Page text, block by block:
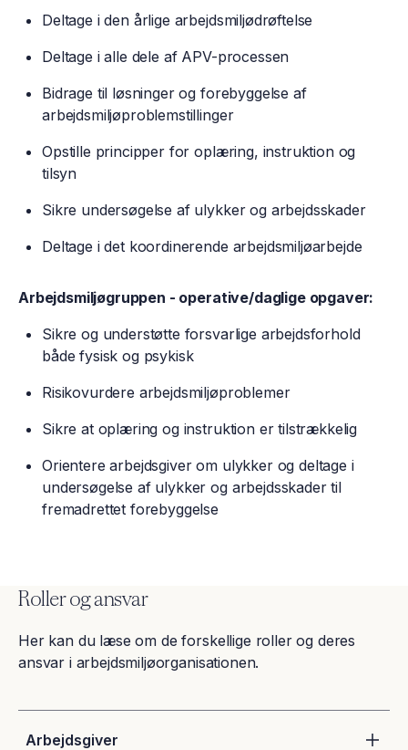
Deltage i den årlige arbejdsmiljødrøftelse
Deltage i alle dele af APV-processen
Bidrage til løsninger og forebyggelse af
arbejdsmiljøproblemstillinger
Opstille principper for oplæring, instruktion og
tilsyn
Sikre undersøgelse af ulykker og arbejdsskader
Deltage i det koordinerende arbejdsmiljøarbejde
Arbejdsmiljøgruppen - operative/daglige opgaver:
Sikre og understøtte forsvarlige arbejdsforhold
både fysisk og psykisk
Risikovurdere arbejdsmiljøproblemer
Sikre at oplæring og instruktion er tilstrækkelig
Orientere arbejdsgiver om ulykker og deltage i
undersøgelse af ulykker og arbejdsskader til
fremadrettet forebyggelse
Roller og ansvar
Her kan du læse om de forskellige roller og deres
ansvar i arbejdsmiljøorganisationen.
Arbejdsgiver